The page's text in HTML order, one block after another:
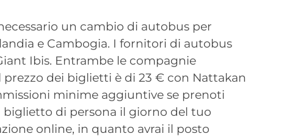
un cambio di autobus per
e Cambogia. I fornitori di autobus
Ibis. Entrambe le compagnie
dei biglietti è di 23 € con Nattakan
minime aggiuntive se prenoti
biglietto di persona il giorno del tuo
online, in quanto avrai il posto